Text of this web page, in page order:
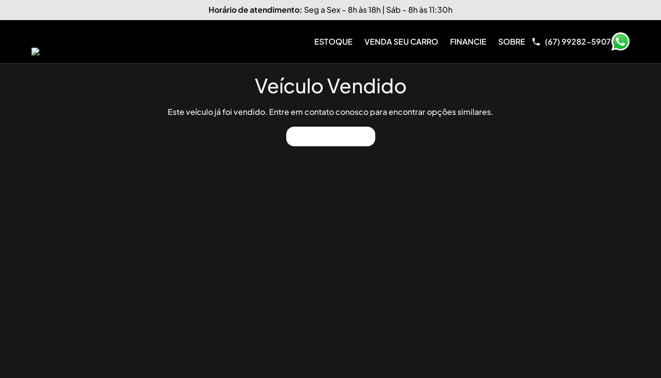
Horário de atendimento: Seg a Sex - 8h às 18h | Sáb - 8h às 11:30h
ESTOQUE VENDA SEU CARRO FINANCIE SOBRE (67) 99282-5907
Veículo Vendido
Este veículo já foi vendido. Entre em contato conosco para encontrar opções similares.